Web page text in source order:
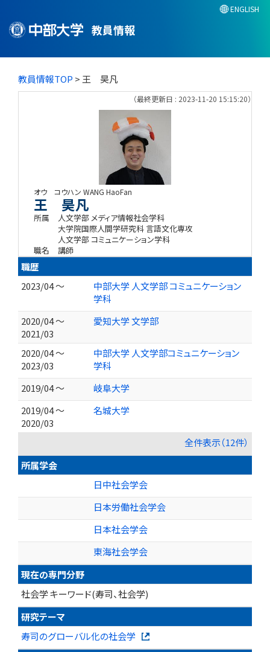
教員情報
ENGLISH
教員情報TOP > 王 昊凡
（最終更新日 : 2023-11-20 15:15:20）
オウ コウハン WANG HaoFan
王 昊凡
所属
人文学部 メディア情報社会学科
大学院国際人間学研究科 言語文化専攻
人文学部 コミュニケーション学科
職名
講師
職歴
2023/04 ～
中部大学 人文学部 コミュニケーション
学科
2020/04 ～
2021/03
愛知大学 文学部
2020/04 ～
2023/03
中部大学 人文学部コミュニケーション
学科
2019/04 ～
岐阜大学
2019/04 ～
2020/03
名城大学
全件表示（12件）
所属学会
日中社会学会
日本労働社会学会
日本社会学会
東海社会学会
現在の専門分野
社会学 キーワード(寿司、社会学)
研究テーマ
寿司のグローバル化の社会学